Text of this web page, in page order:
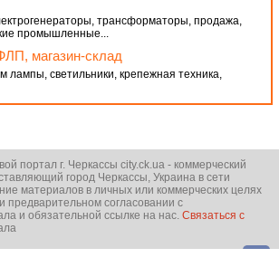
трансформаторы, продажа,
промышленные...
магазин-склад
лампы, светильники, крепежная техника,
портал г. Черкассы city.ck.ua - коммерческий
город Черкассы, Украина в сети
материалов в личных или коммерческих целях
предварительном согласовании с
и обязательной ссылке на нас. Связаться с